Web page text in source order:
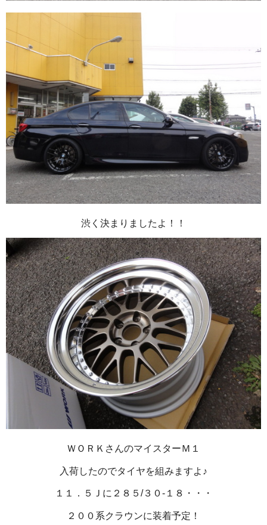
渋く決まりましたよ！！
ＷＯＲＫさんのマイスターＭ１
入荷したのでタイヤを組みますよ♪
１１．５Ｊに２８５/３０-１８・・・
２００系クラウンに装着予定！